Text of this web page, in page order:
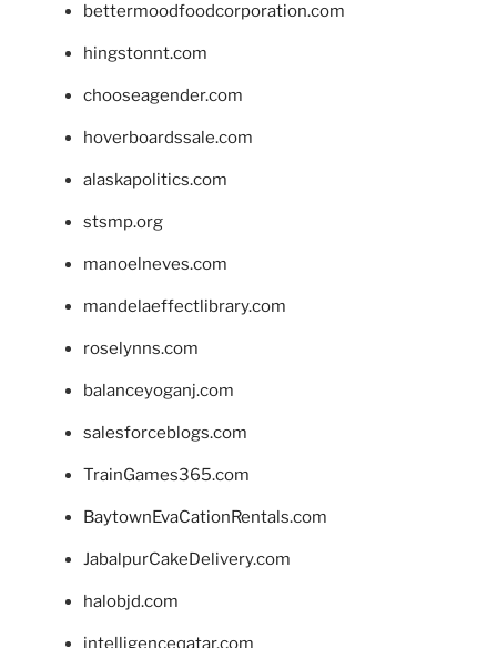
bettermoodfoodcorporation.com
hingstonnt.com
chooseagender.com
hoverboardssale.com
alaskapolitics.com
stsmp.org
manoelneves.com
mandelaeffectlibrary.com
roselynns.com
balanceyoganj.com
salesforceblogs.com
TrainGames365.com
BaytownEvaCationRentals.com
JabalpurCakeDelivery.com
halobjd.com
intelligenceqatar.com